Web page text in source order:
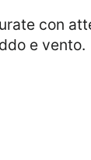
con
e vento.